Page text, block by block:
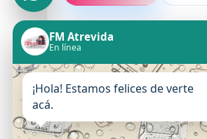
Todavia no hay
FM Atrevida
En línea
¡Hola! Estamos felices de verte
acá.